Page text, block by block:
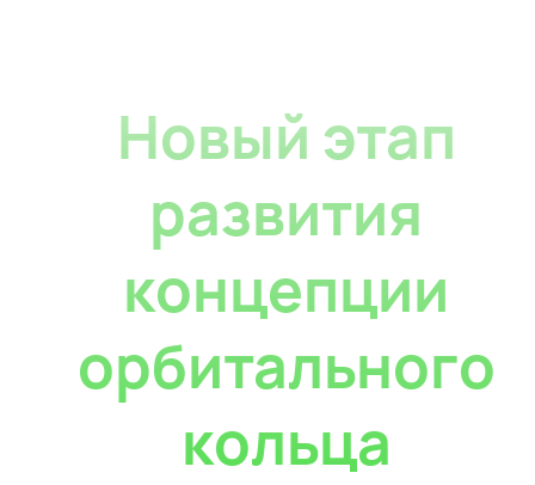
Новый этап
развития
концепции
орбитального
кольца